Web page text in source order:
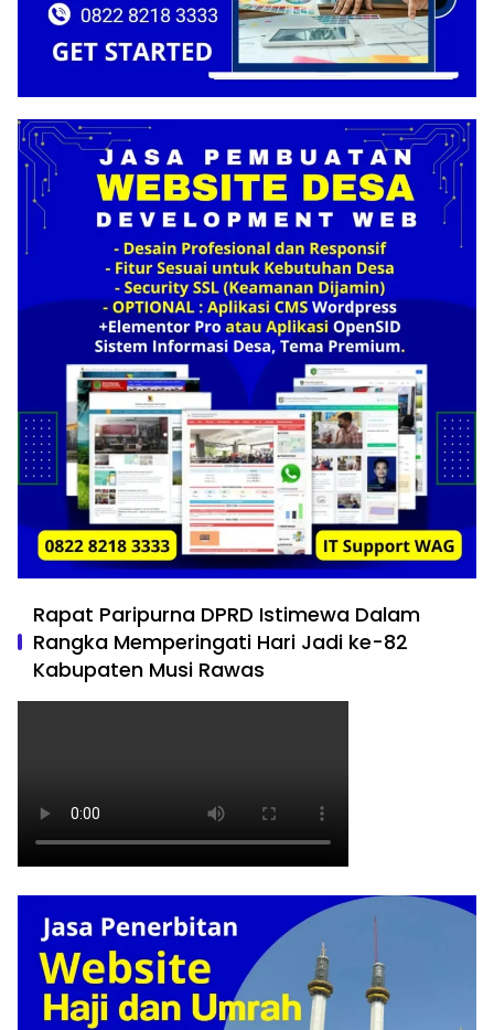
Rapat Paripurna DPRD Istimewa Dalam
Rangka Memperingati Hari Jadi ke-82
Kabupaten Musi Rawas